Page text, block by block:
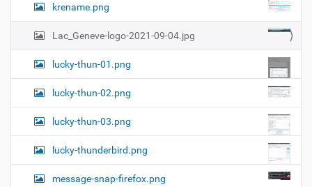
krename.png
Lac_Geneve-logo-2021-09-04.jpg
lucky-thun-01.png
lucky-thun-02.png
lucky-thun-03.png
lucky-thunderbird.png
message-snap-firefox.png